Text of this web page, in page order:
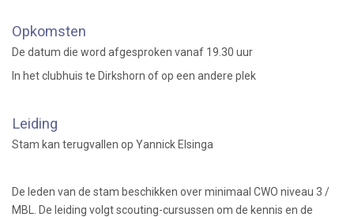
Opkomsten
De datum die word afgesproken vanaf 19.30 uur
In het clubhuis te Dirkshorn of op een andere plek
Leiding
Stam kan terugvallen op Yannick Elsinga
De leden van de stam beschikken over minimaal CWO niveau 3 /
MBL. De leiding volgt scouting-cursussen om de kennis en de